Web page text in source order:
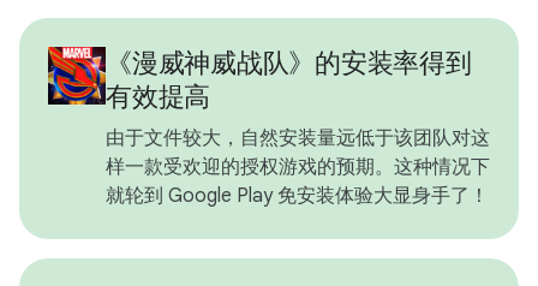
《漫威神威战队》的安装率得到
有效提高
由于文件较大，自然安装量远低于该团队对这
样一款受欢迎的授权游戏的预期。这种情况下
就轮到 Google Play 免安装体验大显身手了！